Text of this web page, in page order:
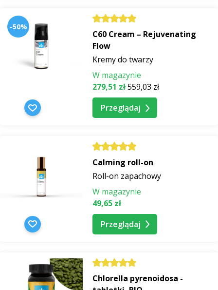
-50%
C60 Cream – Rejuvenating
Flow
Kremy do twarzy
W magazynie
279,51 zł559,03 zł
Przeglądaj
Calming roll-on
Roll-on zapachowy
W magazynie
49,65 zł
Przeglądaj
Chlorella pyrenoidosa -